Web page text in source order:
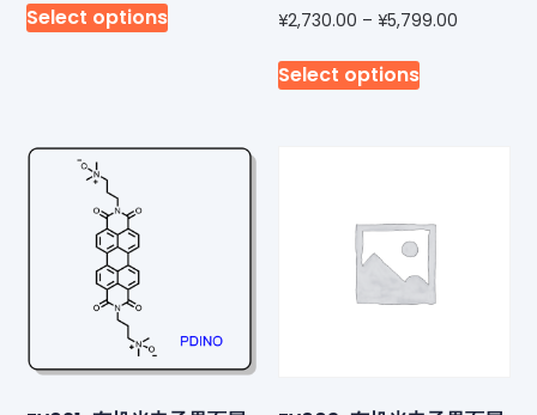
Select options ¥2,730.00 – ¥5,799.00
Select options